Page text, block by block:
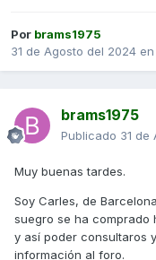
Por brams1975
31 de Agosto del 2024 en
brams1975
Publicado 31 de
Muy buenas tardes.
Soy Carles, de
suegro se ha comprado
y así poder consultaros
información al foro.